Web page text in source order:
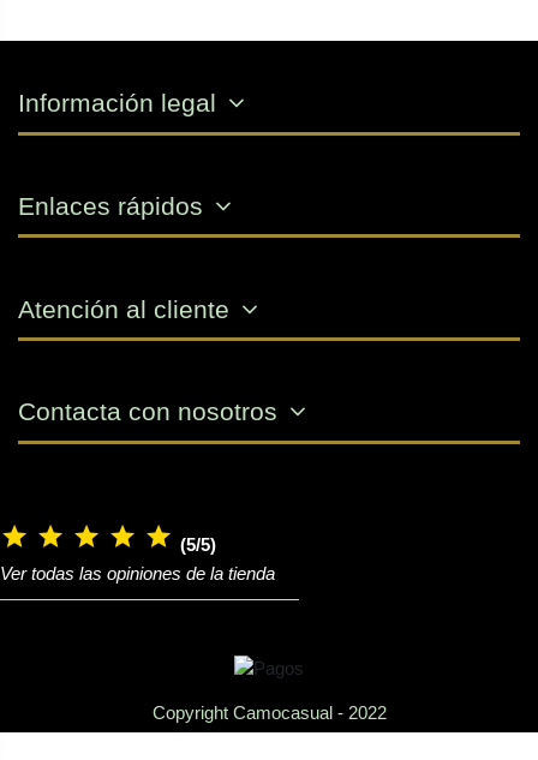
Información legal
Enlaces rápidos
Atención al cliente
Contacta con nosotros
(5/5)
Ver todas las opiniones de la tienda
Copyright Camocasual - 2022